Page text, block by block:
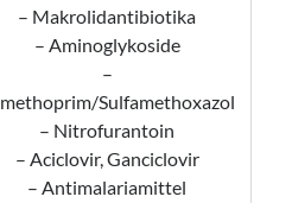
– Makrolidantibiotika
– Aminoglykoside
–
Sulfamethoxazol
– Nitrofurantoin
– Aciclovir, Ganciclovir
– Antimalariamittel